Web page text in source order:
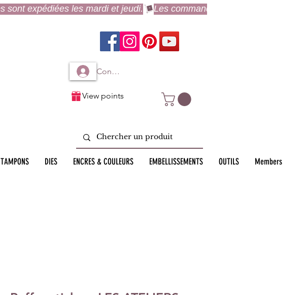
Connexion à mon compte
View points
TAMPONS DIES ENCRES & COULEURS EMBELLISSEMENTS OUTILS Members